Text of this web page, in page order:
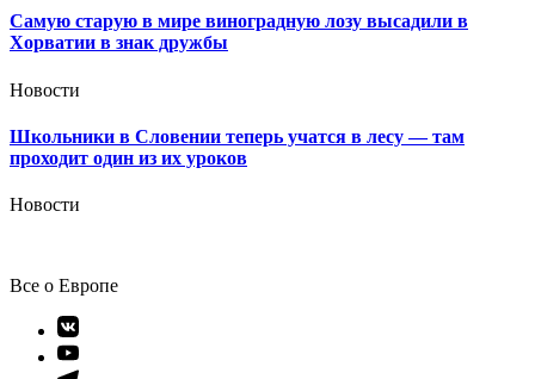
Самую старую в мире виноградную лозу высадили в
Хорватии в знак дружбы
Новости
Школьники в Словении теперь учатся в лесу — там
проходит один из их уроков
Новости
Все о Европе
Элемент
меню
Элемент
меню